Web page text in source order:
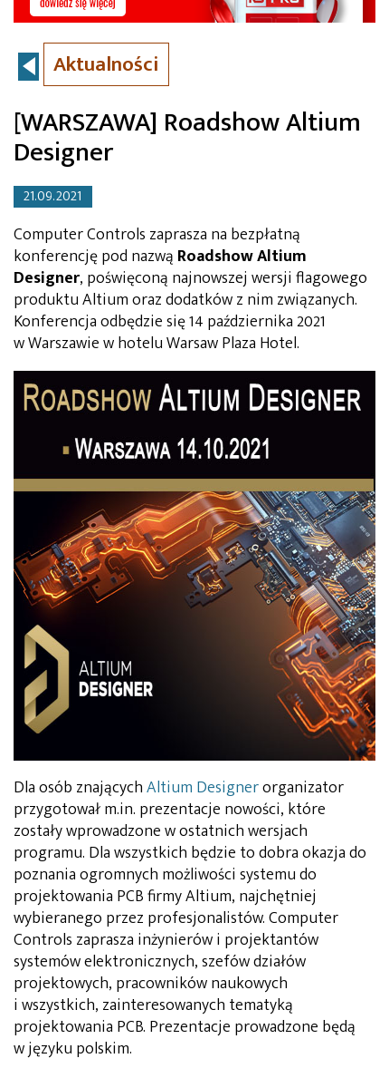
Aktualności
[WARSZAWA] Roadshow Altium
Designer
21.09.2021
Computer Controls zaprasza na bezpłatną
konferencję pod nazwą Roadshow Altium
Designer, poświęconą najnowszej wersji flagowego
produktu Altium oraz dodatków z nim związanych.
Konferencja odbędzie się 14 października 2021
w Warszawie w hotelu Warsaw Plaza Hotel.
Dla osób znającychAltium Designerorganizator
przygotował m.in. prezentacje nowości, które
zostały wprowadzone w ostatnich wersjach
programu. Dla wszystkich będzie to dobra okazja do
poznania ogromnych możliwości systemu do
projektowania PCB firmy Altium, najchętniej
wybieranego przez profesjonalistów. Computer
Controls zaprasza inżynierów i projektantów
systemów elektronicznych, szefów działów
projektowych, pracowników naukowych
i wszystkich, zainteresowanych tematyką
projektowania PCB. Prezentacje prowadzone będą
w języku polskim.